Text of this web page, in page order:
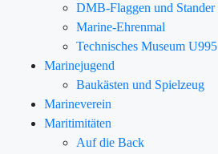
DMB-Flaggen und Stander
Marine-Ehrenmal
Technisches Museum U995
Marinejugend
Baukästen und Spielzeug
Marineverein
Maritimitäten
Auf die Back